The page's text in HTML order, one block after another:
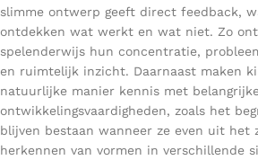
slimme ontwerp geeft direct feedback,
ontdekken wat werkt en wat niet. Zo
spelenderwijs hun concentratie,
en ruimtelijk inzicht. Daarnaast maken
natuurlijke manier kennis met
ontwikkelingsvaardigheden, zoals het
blijven bestaan wanneer ze even uit het
herkennen van vormen in verschillende